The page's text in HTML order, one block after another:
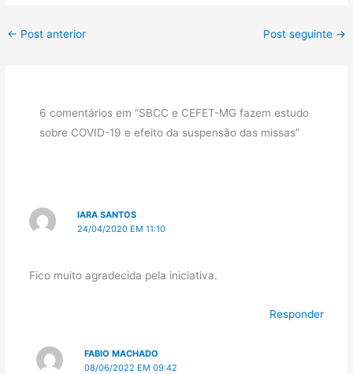
← Post anterior Post seguinte →
6 comentários em “SBCC e CEFET-MG fazem estudo
sobre COVID-19 e efeito da suspensão das missas”
IARA SANTOS
24/04/2020 EM 11:10
Fico muito agradecida pela iniciativa.
Responder
FABIO MACHADO
08/06/2022 EM 09:42